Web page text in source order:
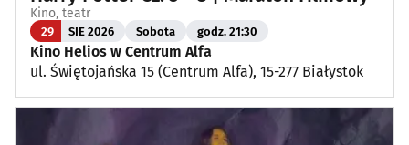
Kino, teatr
29 SIE 2026 Sobota godz. 21:30
Kino Helios w Centrum Alfa
ul. Świętojańska 15 (Centrum Alfa), 15-277 Białystok